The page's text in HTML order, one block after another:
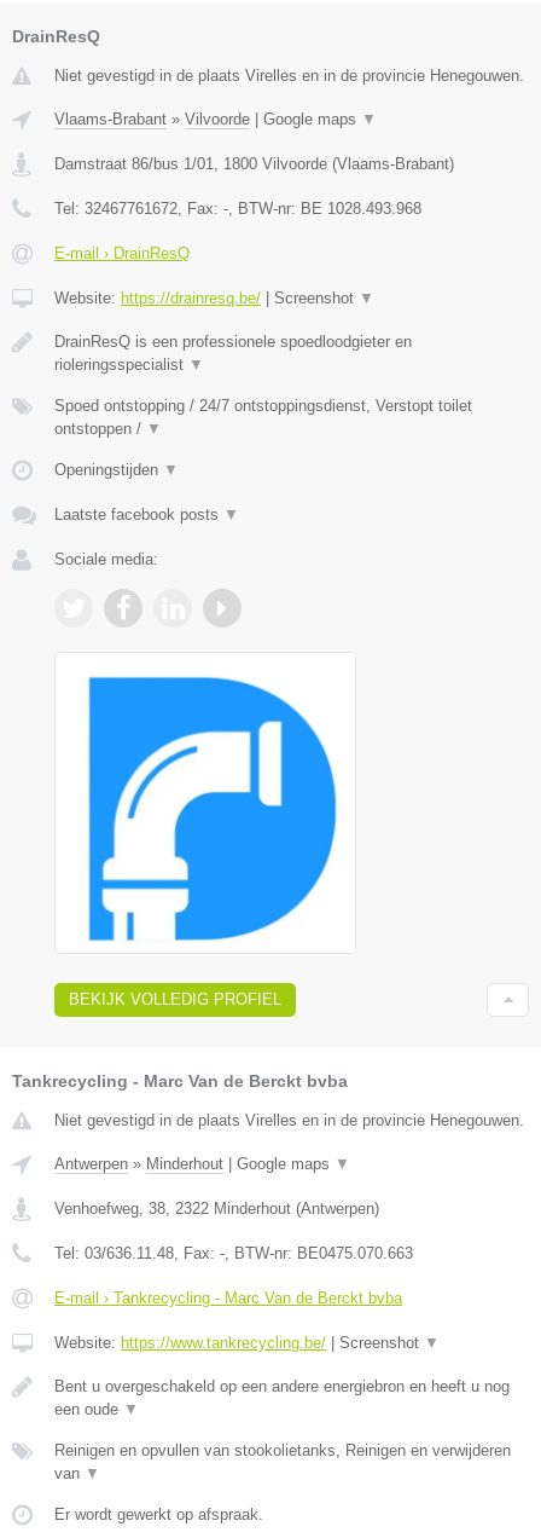
DrainResQ
Niet gevestigd in de plaats Virelles en in de provincie Henegouwen.
Vlaams-Brabant » Vilvoorde | Google maps ▼
Damstraat 86/bus 1/01 1800 Vilvoorde (Vlaams-Brabant)
Tel: 32467761672 , Fax: - , BTW-nr: BE 1028.493.968
E-mail › DrainResQ
Website: https://drainresq.be/ | Screenshot ▼
DrainResQ is een professionele spoedloodgieter en
rioleringsspecialist ▼
Spoed ontstopping / 24/7 ontstoppingsdienst, Verstopt toilet
ontstoppen / ▼
Openingstijden ▼
Laatste facebook posts ▼
Sociale media:
BEKIJK VOLLEDIG PROFIEL
Tankrecycling - Marc Van de Berckt bvba
Niet gevestigd in de plaats Virelles en in de provincie Henegouwen.
Antwerpen » Minderhout | Google maps ▼
Venhoefweg, 38 2322 Minderhout (Antwerpen)
Tel: 03/636.11.48 , Fax: - , BTW-nr: BE0475.070.663
E-mail › Tankrecycling - Marc Van de Berckt bvba
Website: https://www.tankrecycling.be/ | Screenshot ▼
Bent u overgeschakeld op een andere energiebron en heeft u nog
een oude ▼
Reinigen en opvullen van stookolietanks, Reinigen en verwijderen
van ▼
Er wordt gewerkt op afspraak.